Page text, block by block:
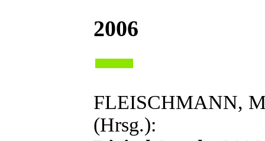
2006
FLEISCHMANN,
(Hrsg.):